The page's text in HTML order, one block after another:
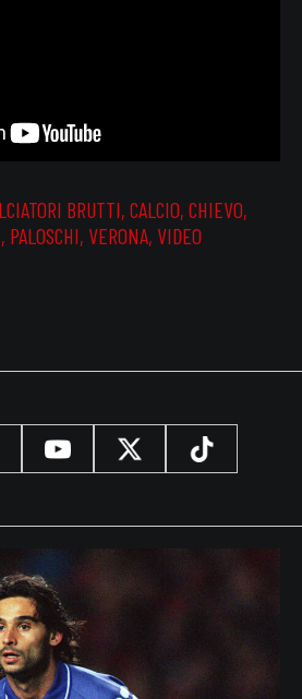
BRUTTI, CALCIO, CHIEVO,
, PALOSCHI, VERONA, VIDEO